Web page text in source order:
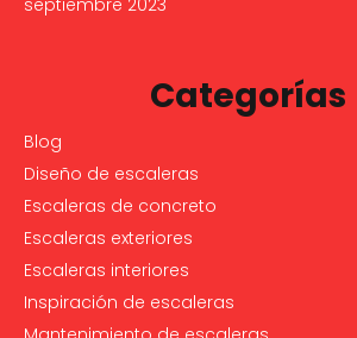
Categorías
Blog
Diseño de escaleras
Escaleras de concreto
Escaleras exteriores
Escaleras interiores
Inspiración de escaleras